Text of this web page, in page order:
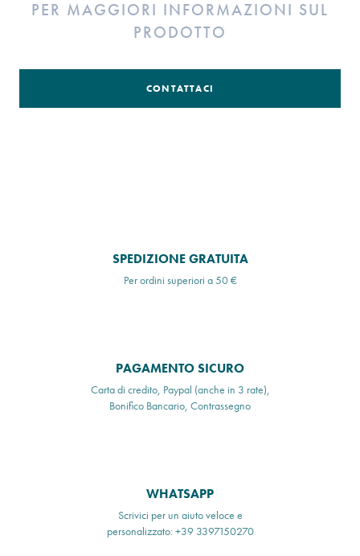
PER MAGGIORI INFORMAZIONI SUL
PRODOTTO
CONTATTACI
SPEDIZIONE GRATUITA
Per ordini superiori a 50 €
PAGAMENTO SICURO
Carta di credito, Paypal (anche in 3 rate),
Bonifico Bancario, Contrassegno
WHATSAPP
Scrivici per un aiuto veloce e
personalizzato: +39 3397150270